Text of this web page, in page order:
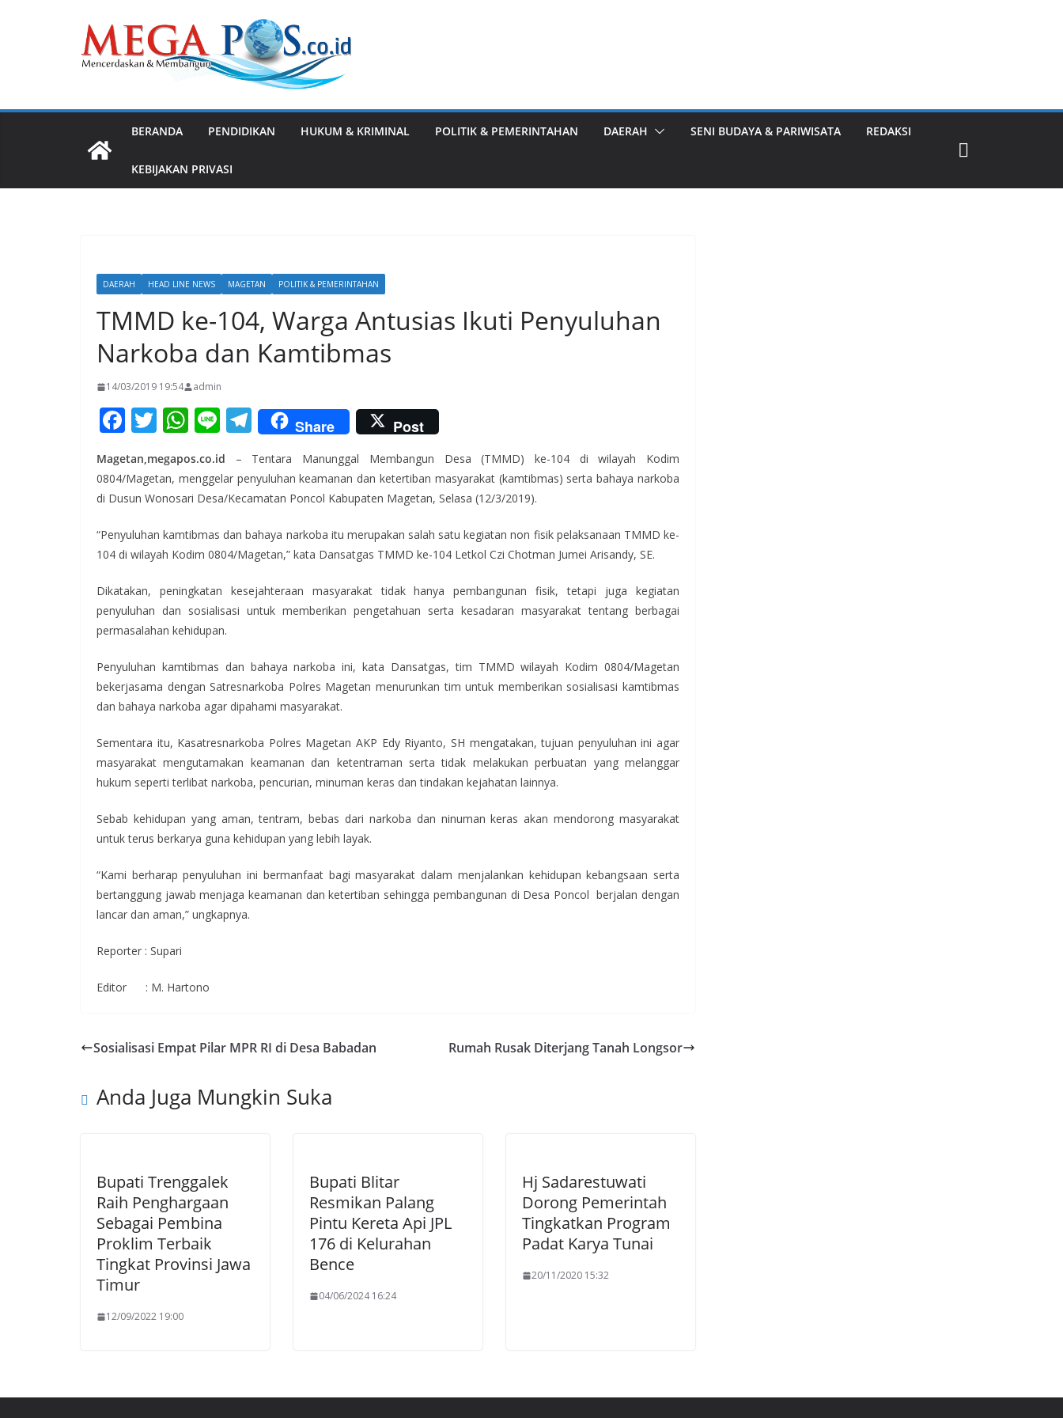
BERANDA PENDIDIKAN HUKUM & KRIMINAL POLITIK & PEMERINTAHAN DAERAH SENI BUDAYA & PARIWISATA REDAKSI
KEBIJAKAN PRIVASI
DAERAH HEAD LINE NEWS MAGETAN POLITIK & PEMERINTAHAN
TMMD ke-104, Warga Antusias Ikuti Penyuluhan
Narkoba dan Kamtibmas
14/03/2019 19:54 admin
F
e
b
o
o
T
itt
er
W
at
s
A
p
Li
n
e
T
el
e
gr
a
m
Share Post
Magetan,megapos.co.id – Tentara Manunggal Membangun Desa (TMMD) ke-104 di wilayah Kodim
0804/Magetan, menggelar penyuluhan keamanan dan ketertiban masyarakat (kamtibmas) serta bahaya narkoba
di Dusun Wonosari Desa/Kecamatan Poncol Kabupaten Magetan, Selasa (12/3/2019).
“Penyuluhan kamtibmas dan bahaya narkoba itu merupakan salah satu kegiatan non fisik pelaksanaan TMMD ke-
104 di wilayah Kodim 0804/Magetan,” kata Dansatgas TMMD ke-104 Letkol Czi Chotman Jumei Arisandy, SE.
Dikatakan, peningkatan kesejahteraan masyarakat tidak hanya pembangunan fisik, tetapi juga kegiatan
penyuluhan dan sosialisasi untuk memberikan pengetahuan serta kesadaran masyarakat tentang berbagai
permasalahan kehidupan.
Penyuluhan kamtibmas dan bahaya narkoba ini, kata Dansatgas, tim TMMD wilayah Kodim 0804/Magetan
bekerjasama dengan Satresnarkoba Polres Magetan menurunkan tim untuk memberikan sosialisasi kamtibmas
dan bahaya narkoba agar dipahami masyarakat.
Sementara itu, Kasatresnarkoba Polres Magetan AKP Edy Riyanto, SH mengatakan, tujuan penyuluhan ini agar
masyarakat mengutamakan keamanan dan ketentraman serta tidak melakukan perbuatan yang melanggar
hukum seperti terlibat narkoba, pencurian, minuman keras dan tindakan kejahatan lainnya.
Sebab kehidupan yang aman, tentram, bebas dari narkoba dan ninuman keras akan mendorong masyarakat
untuk terus berkarya guna kehidupan yang lebih layak.
“Kami berharap penyuluhan ini bermanfaat bagi masyarakat dalam menjalankan kehidupan kebangsaan serta
bertanggung jawab menjaga keamanan dan ketertiban sehingga pembangunan di Desa Poncol berjalan dengan
lancar dan aman,” ungkapnya.
Reporter : Supari
Editor : M. Hartono
Sosialisasi Empat Pilar MPR RI di Desa Babadan Rumah Rusak Diterjang Tanah Longsor
Anda Juga Mungkin Suka
Bupati Trenggalek
Raih Penghargaan
Sebagai Pembina
Proklim Terbaik
Tingkat Provinsi Jawa
Timur
12/09/2022 19:00
Bupati Blitar
Resmikan Palang
Pintu Kereta Api JPL
176 di Kelurahan
Bence
04/06/2024 16:24
Hj Sadarestuwati
Dorong Pemerintah
Tingkatkan Program
Padat Karya Tunai
20/11/2020 15:32